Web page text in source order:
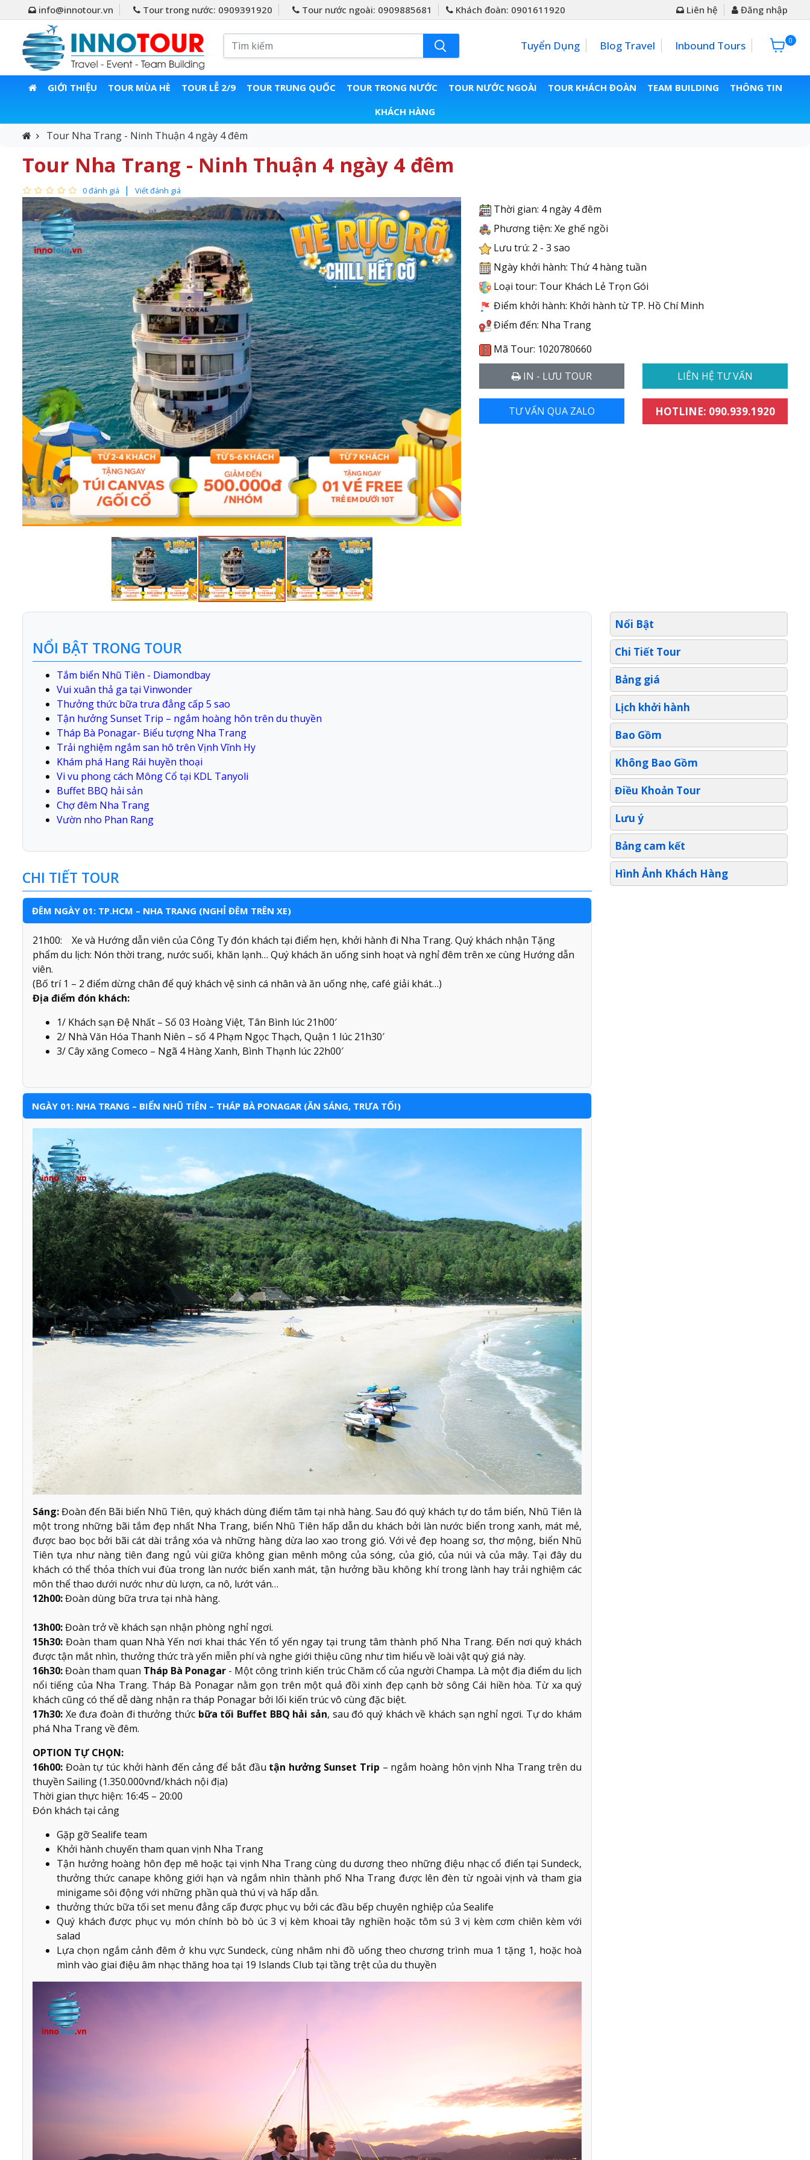
info@innotour.vn Tour trong nước: 0909391920 Tour nước ngoài: 0909885681 Khách đoàn: 0901611920 Liên hệ Đăng nhập
Tuyển Dụng Blog Travel Inbound Tours 0 0đ
GIỚI THIỆU TOUR MÙA HÈ TOUR LỄ 2/9 TOUR TRUNG QUỐC TOUR TRONG NƯỚC TOUR NƯỚC NGOÀI TOUR KHÁCH ĐOÀN TEAM BUILDING
THÔNG TIN
KHÁCH HÀNG
Tour Nha Trang - Ninh Thuận 4 ngày 4 đêm
Tour Nha Trang - Ninh Thuận 4 ngày 4 đêm
0 đánh giá Viết đánh giá
Thời gian: 4 ngày 4 đêm
Phương tiện: Xe ghế ngồi
Lưu trú: 2 - 3 sao
Ngày khởi hành: Thứ 4 hàng tuần
Loại tour: Tour Khách Lẻ Trọn Gói
Điểm khởi hành: Khởi hành từ TP. Hồ Chí Minh
Điểm đến: Nha Trang
Mã Tour: 1020780660
IN - LƯU TOUR LIÊN HỆ TƯ VẤN
TƯ VẤN QUA ZALO HOTLINE: 090.939.1920
NỔI BẬT TRONG TOUR
Tắm biển Nhũ Tiên - Diamondbay
Vui xuân thả ga tại Vinwonder
Thưởng thức bữa trưa đẳng cấp 5 sao
Tận hưởng Sunset Trip – ngắm hoàng hôn trên du thuyền
Tháp Bà Ponagar- Biểu tượng Nha Trang
Trải nghiệm ngắm san hô trên Vịnh Vĩnh Hy
Khám phá Hang Rái huyền thoại
Vi vu phong cách Mông Cổ tại KDL Tanyoli
Buffet BBQ hải sản
Chợ đêm Nha Trang
Vườn nho Phan Rang
CHI TIẾT TOUR
ĐÊM NGÀY 01: TP.HCM – NHA TRANG (NGHỈ ĐÊM TRÊN XE)
21h00: Xe và Hướng dẫn viên của Công Ty đón khách tại điểm hẹn, khởi hành đi Nha Trang. Quý khách nhận Tặng
phẩm du lịch: Nón thời trang, nước suối, khăn lạnh… Quý khách ăn uống sinh hoạt và nghỉ đêm trên xe cùng Hướng dẫn
viên.
(Bố trí 1 – 2 điểm dừng chân để quý khách vệ sinh cá nhân và ăn uống nhẹ, café giải khát…)
Địa điểm đón khách:
1/ Khách sạn Đệ Nhất – Số 03 Hoàng Việt, Tân Bình lúc 21h00′
2/ Nhà Văn Hóa Thanh Niên – số 4 Phạm Ngọc Thạch, Quận 1 lúc 21h30′
3/ Cây xăng Comeco – Ngã 4 Hàng Xanh, Bình Thạnh lúc 22h00′
NGÀY 01: NHA TRANG – BIỂN NHŨ TIÊN – THÁP BÀ PONAGAR (ĂN SÁNG, TRƯA TỐI)
Sáng:Đoàn đến Bãi biển Nhũ Tiên, quý khách dùng điểm tâm tại nhà hàng. Sau đó quý khách tự do tắm biển, Nhũ Tiên là
một trong những bãi tắm đẹp nhất Nha Trang, biển Nhũ Tiên hấp dẫn du khách bởi làn nước biển trong xanh, mát mẻ,
được bao bọc bởi bãi cát dài trắng xóa và những hàng dừa lao xao trong gió. Với vẻ đẹp hoang sơ, thơ mộng, biển Nhũ
Tiên tựa như nàng tiên đang ngủ vùi giữa không gian mênh mông của sóng, của gió, của núi và của mây. Tại đây du
khách có thể thỏa thích vui đùa trong làn nước biển xanh mát, tận hưởng bầu không khí trong lành hay trải nghiệm các
môn thể thao dưới nước như dù lượn, ca nô, lướt ván…
12h00:Đoàn dùng bữa trưa tại nhà hàng.
13h00:Đoàn trở về khách sạn nhận phòng nghỉ ngơi.
15h30: Đoàn tham quan Nhà Yến nơi khai thác Yến tổ yến ngay tại trung tâm thành phố Nha Trang. Đến nơi quý khách
được tận mắt nhìn, thưởng thức trà yến miễn phí và nghe giới thiệu cũng như tìm hiểu về loài vật quý giá này.
16h30:Đoàn tham quan Tháp Bà Ponagar - Một công trình kiến trúc Chăm cổ của người Champa. Là một địa điểm du lịch
nổi tiếng của Nha Trang. Tháp Bà Ponagar nằm gọn trên một quả đồi xinh đẹp cạnh bờ sông Cái hiền hòa. Từ xa quý
khách cũng có thể dễ dàng nhận ra tháp Ponagar bởi lối kiến trúc vô cùng đặc biệt.
17h30: Xe đưa đoàn đi thưởng thức bữa tối Buffet BBQ hải sản, sau đó quý khách về khách sạn nghỉ ngơi. Tự do khám
phá Nha Trang về đêm.
OPTION TỰ CHỌN:
16h00: Đoàn tự túc khởi hành đến cảng để bắt đầu tận hưởng Sunset Trip – ngắm hoàng hôn vịnh Nha Trang trên du
thuyền Sailing (1.350.000vnđ/khách nội địa)
Thời gian thực hiện: 16:45 – 20:00
Đón khách tại cảng
Gặp gỡ Sealife team
Khởi hành chuyến tham quan vịnh Nha Trang
Tận hưởng hoàng hôn đẹp mê hoặc tại vịnh Nha Trang cùng du dương theo những điệu nhạc cổ điển tại Sundeck,
thưởng thức canape không giới hạn và ngắm nhìn thành phố Nha Trang được lên đèn từ ngoài vịnh và tham gia
minigame sôi động với những phần quà thú vị và hấp dẫn.
thưởng thức bữa tối set menu đẳng cấp được phục vụ bởi các đầu bếp chuyên nghiệp của Sealife
Quý khách được phục vụ món chính bò bò úc 3 vị kèm khoai tây nghiền hoặc tôm sú 3 vị kèm cơm chiên kèm với
salad
Lựa chọn ngắm cảnh đêm ở khu vực Sundeck, cùng nhâm nhi đồ uống theo chương trình mua 1 tặng 1, hoặc hoà
mình vào giai điệu âm nhạc thăng hoa tại 19 Islands Club tại tầng trệt của du thuyền
Nổi Bật
Chi Tiết Tour
Bảng giá
Lịch khởi hành
Bao Gồm
Không Bao Gồm
Điều Khoản Tour
Lưu ý
Bảng cam kết
Hình Ảnh Khách Hàng